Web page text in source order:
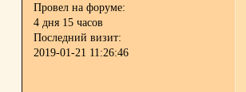
Провел на форуме:
4 дня 15 часов
Последний визит:
2019-01-21 11:26:46